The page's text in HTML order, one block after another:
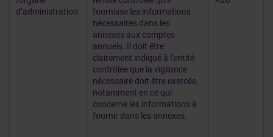
d’administration
fournisse les informations
nécessaires dans les
annexes aux comptes
annuels. Il doit être
clairement indiqué à l'entité
contrôlée que la vigilance
nécessaire doit être exercée,
notamment en ce qui
concerne les informations à
fournir dans les annexes.